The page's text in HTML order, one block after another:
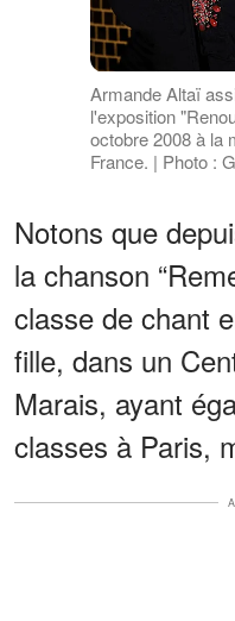
Armande Altaï
l'exposition
octobre 2008 à la
France. | Photo :
Notons que
la chanson
classe de chant
fille, dans un
Marais, ayant
classes à Paris,